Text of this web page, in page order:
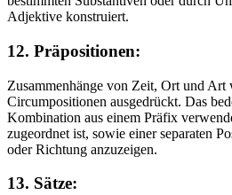
Adjektive konstruiert.
12. Präpositionen:
Zusammenhänge von Zeit, Ort und Art
Circumpositionen ausgedrückt. Das
Kombination aus einem Präfix
zugeordnet ist, sowie einer separaten
oder Richtung anzuzeigen.
13. Sätze: